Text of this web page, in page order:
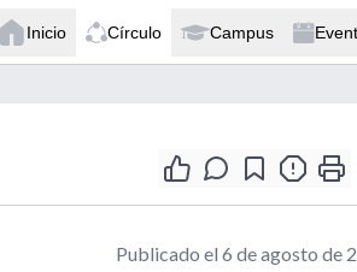
Inicio Círculo Campus
Publicado el 6 de agosto de